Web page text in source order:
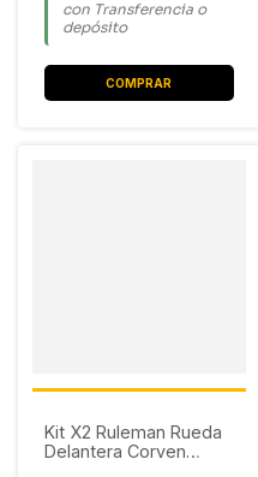
con Transferencia o
depósito
Kit X2 Ruleman Rueda
Delantera Corven